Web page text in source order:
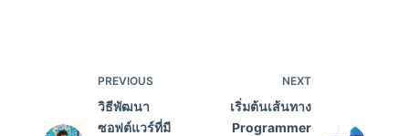
PREVIOUS
วิธีพัฒนา
ซอฟต์แวร์ที่มี
NEXT
เริ่มต้นเส้นทาง
Programmer